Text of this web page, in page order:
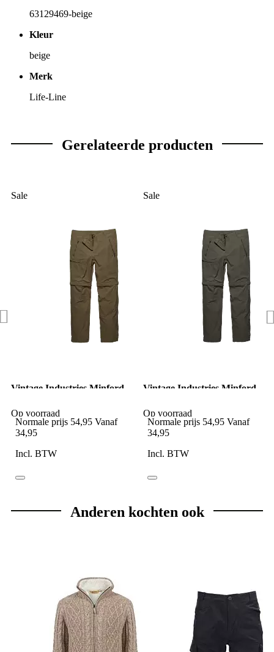
63129469-beige
Kleur
beige
Merk
Life-Line
Gerelateerde producten
Sale
Vintage Industries Minford
Op voorraad
Normale prijs 54,95 Vanaf
34,95
Incl. BTW
Sale
Vintage Industries Minford
Op voorraad
Normale prijs 54,95 Vanaf
34,95
Incl. BTW
Anderen kochten ook